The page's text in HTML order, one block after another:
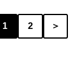
1 2 ＞